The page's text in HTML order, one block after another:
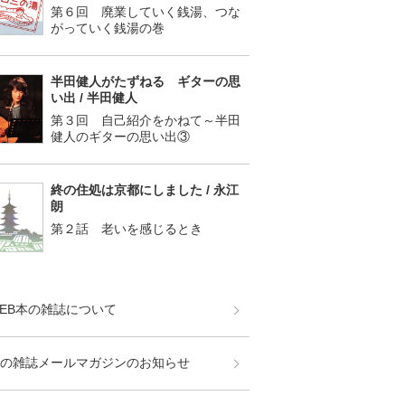
第６回 廃業していく銭湯、つな
がっていく銭湯の巻
半田健人がたずねる ギターの思
い出 / 半田健人
第３回 自己紹介をかねて～半田
健人のギターの思い出③
終の住処は京都にしました / 永江
朗
第２話 老いを感じるとき
本の雑誌について
雑誌メールマガジンのお知らせ